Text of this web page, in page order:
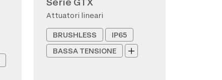
Attuatori lineari
BRUSHLESS
IP65
BASSA TENSIONE